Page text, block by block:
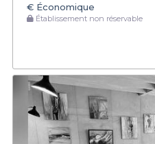
€ Économique
Établissement non réservable